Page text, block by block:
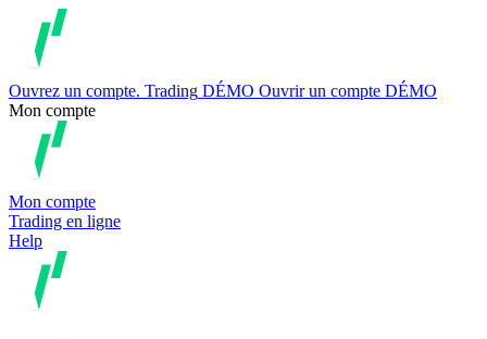
Ouvrez un compte. Trading DÉMO Ouvrir un compte DÉMO
Mon compte
Mon compte
Trading en ligne
Help